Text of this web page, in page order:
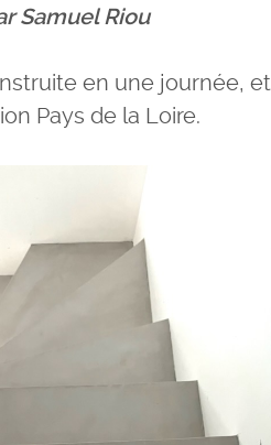
Samuel Riou
en une journée, et
Pays de la Loire.